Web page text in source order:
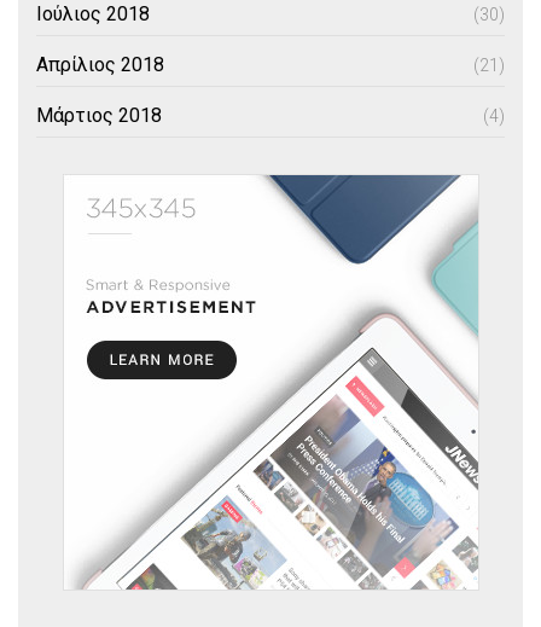
Ιούλιος 2018 (30)
Απρίλιος 2018 (21)
Μάρτιος 2018 (4)